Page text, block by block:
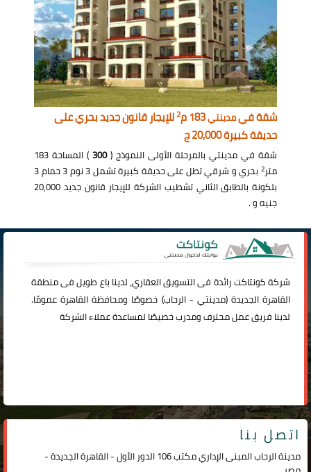
شقة فيمدينتي 2للإيجار قانون جديد بحري على
حديقة كبيرة 20,000 ج
شقة في مدينتي بالمرحلة الأولى النموذج (300
) المساحة 183
متر2
بحري و شرقي تطل على حديقة كبيرة تشمل 3 نوم 3 حمام 3
بلكونة بالطابق الثاني تشطيب الشركة للإيجار قانون جديد 20,000
جنيه و .
شركةكونتاكترائدة فى التسويق العقاري، لدينا باع طويل فى منطقة
القاهرة الجديدة (مدينتي -الرحاب) خصوصًا ومحافظة القاهرة عمومًا.
لدينا فريق عمل محترف ومدرب خصيصًا لمساعدة عملاء الشركة
اتصل بنا
مدينة الرحاب المبنى الإداري مكتب 106 الدور الأول - القاهرة الجديدة -